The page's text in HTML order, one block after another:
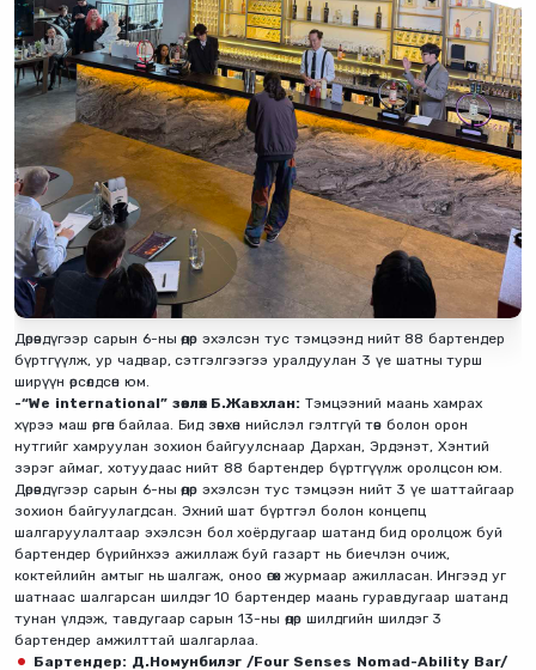
Дөрөвдүгээр сарын 6-ны өдөр эхэлсэн тус тэмцээнд нийт 88 бартендер
бүртгүүлж, ур чадвар, сэтгэлгээгээ уралдуулан 3 үе шатны турш
ширүүн өрсөлдсөн юм.
-“We international” зөвлөх Б.Жавхлан: Тэмцээний маань хамрах
хүрээ маш өргөн байлаа. Бид зөвхөн нийслэл гэлтгүй төв болон орон
нутгийг хамруулан зохион байгуулснаар Дархан, Эрдэнэт, Хэнтий
зэрэг аймаг, хотуудаас нийт 88 бартендер бүртгүүлж оролцсон юм.
Дөрөвдүгээр сарын 6-ны өдөр эхэлсэн тус тэмцээн нийт 3 үе шаттайгаар
зохион байгуулагдсан. Эхний шат бүртгэл болон концепц
шалгаруулалтаар эхэлсэн бол хоёрдугаар шатанд бид оролцож буй
бартендер бүрийнхээ ажиллаж буй газарт нь биечлэн очиж,
коктейлийн амтыг нь шалгаж, оноо өгөх журмаар ажилласан. Ингээд уг
шатнаас шалгарсан шилдэг 10 бартендер маань гуравдугаар шатанд
тунан үлдэж, тавдугаар сарын 13-ны өдөр шилдгийн шилдэг 3
бартендер амжилттай шалгарлаа.
Бартендер: Д.Номунбилэг /Four Senses Nomad-Ability Bar/